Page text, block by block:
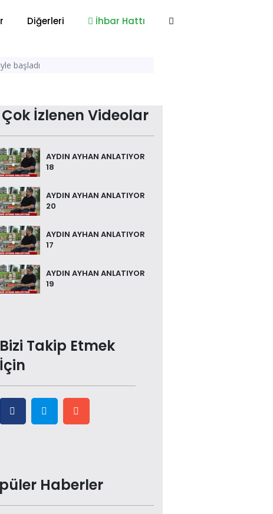
Diğerleri İhbar Hattı
başladı
Çok İzlenen Videolar
AYDIN AYHAN ANLATIYOR
18
AYDIN AYHAN ANLATIYOR
20
AYDIN AYHAN ANLATIYOR
17
AYDIN AYHAN ANLATIYOR
19
Bizi Takip Etmek
İçin
Haberler